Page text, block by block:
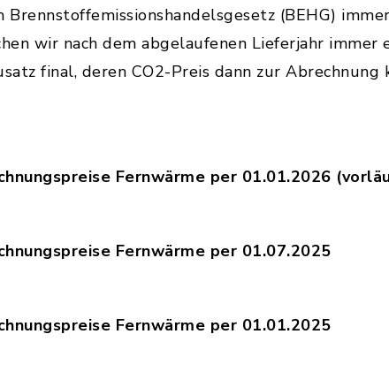
Brennstoffemissionshandelsgesetz (BEHG)
wir nach dem abgelaufenen Lieferjahr immer
final, deren CO2-Preis dann zur Abrechnung
Fernwärme per 01.01.2026
Fernwärme per 01.07.2025
Fernwärme per 01.01.2025